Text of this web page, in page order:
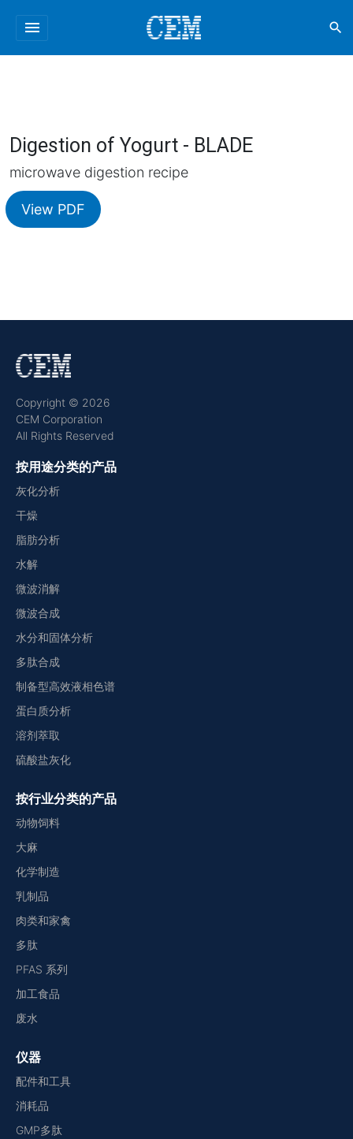
menu search
Digestion of Yogurt - BLADE
microwave digestion recipe
View PDF
Copyright © 2026
CEM Corporation
All Rights Reserved
按用途分类的产品
灰化分析
干燥
脂肪分析
水解
微波消解
微波合成
水分和固体分析
多肽合成
制备型高效液相色谱
蛋白质分析
溶剂萃取
硫酸盐灰化
按行业分类的产品
动物饲料
大麻
化学制造
乳制品
肉类和家禽
多肽
PFAS 系列
加工食品
废水
仪器
配件和工具
消耗品
GMP多肽